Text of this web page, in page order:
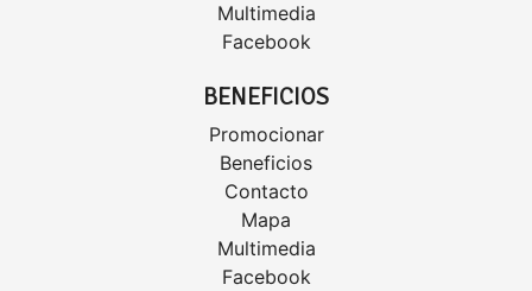
Multimedia
Facebook
BENEFICIOS
Promocionar
Beneficios
Contacto
Mapa
Multimedia
Facebook